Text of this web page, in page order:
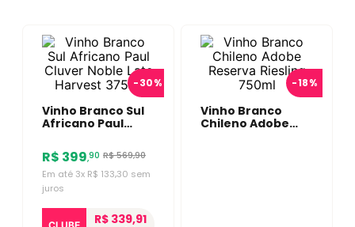
-30%
Vinho Branco Sul
Africano Paul
Harvest 375ml
R$ 399,90 R$569,90
Em até 3x R$ 133,30 sem
juros
CLUBE R$ 339,91
-18%
Vinho Branco
Chileno Adobe